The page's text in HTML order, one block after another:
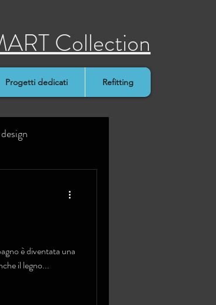
Collection
Progetti dedicati Refitting
design
è diventata una
il legno...